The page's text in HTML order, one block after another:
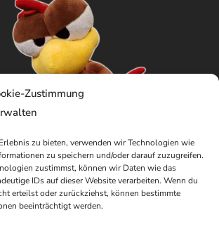
Zustimmung
zu bieten, verwenden wir Technologien wie
zu speichern und/oder darauf zuzugreifen.
zustimmst, können wir Daten wie das
IDs auf dieser Website verarbeiten. Wenn du
erteilst oder zurückziehst, können bestimmte
beeinträchtigt werden.